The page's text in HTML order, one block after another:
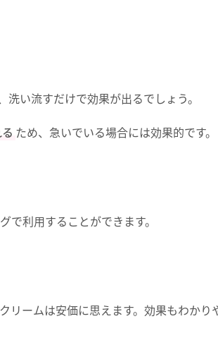
い流すだけで効果が出るでしょう。
ため、急いでいる場合には効果的です。
利用することができます。
リームは安価に思えます。効果もわかり